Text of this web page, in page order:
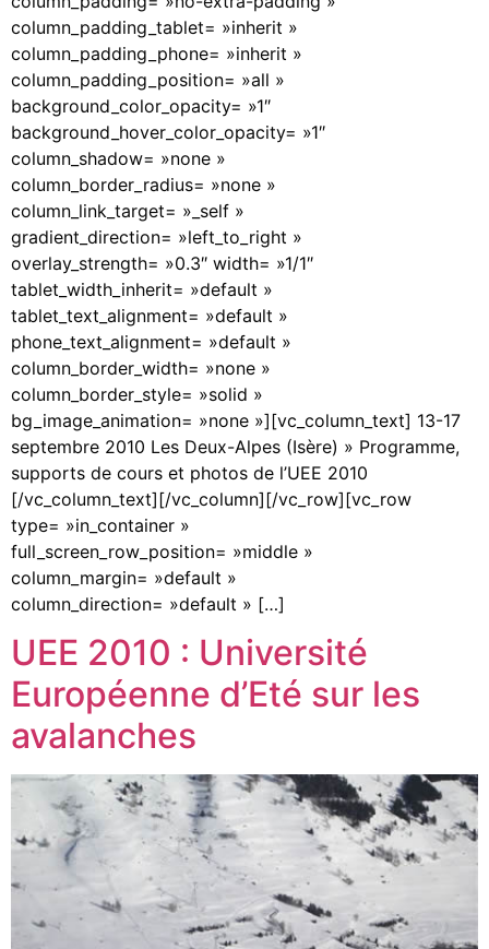
column_padding_tablet= »inherit »
column_padding_phone= »inherit »
column_padding_position= »all »
background_color_opacity= »1″
background_hover_color_opacity= »1″
column_shadow= »none »
column_border_radius= »none »
column_link_target= »_self »
gradient_direction= »left_to_right »
overlay_strength= »0.3″ width= »1/1″
tablet_width_inherit= »default »
tablet_text_alignment= »default »
phone_text_alignment= »default »
column_border_width= »none »
column_border_style= »solid »
bg_image_animation= »none »][vc_column_text] 13-17
septembre 2010 Les Deux-Alpes (Isère) » Programme,
supports de cours et photos de l’UEE 2010
[/vc_column_text][/vc_column][/vc_row][vc_row
type= »in_container »
full_screen_row_position= »middle »
column_margin= »default »
column_direction= »default » […]
UEE 2010 : Université
Européenne d’Eté sur les
avalanches